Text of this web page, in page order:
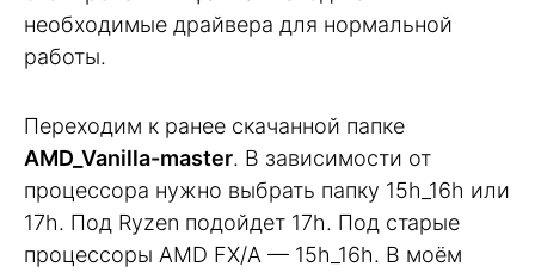
необходимые драйвера для нормальной
работы.
Переходим к ранее скачанной папке
AMD_Vanilla-master. В зависимости от
процессора нужно выбрать папку 15h_16h или
17h. Под Ryzen подойдет 17h. Под старые
процессоры AMD FX/A — 15h_16h. В моём